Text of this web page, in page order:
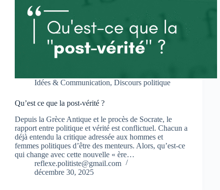
Idées & Communication, Discours politique
Qu’est ce que la post-vérité ?
Depuis la Grèce Antique et le procès de Socrate, le
rapport entre politique et vérité est conflictuel. Chacun a
déjà entendu la critique adressée aux hommes et
femmes politiques d’être des menteurs. Alors, qu’est-ce
qui change avec cette nouvelle « ère…
reflexe.politiste@gmail.com
décembre 30, 2025